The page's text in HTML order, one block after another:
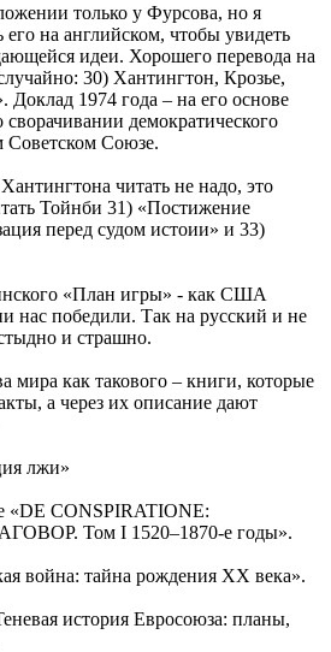
только у Фурсова, но я
на английском, чтобы увидеть
идеи. Хорошего перевода на
30) Хантингтон, Крозье,
Доклад 1974 года – на его основе
демократического
Советском Союзе.
читать не надо, это
Тойнби 31) «Постижение
перед судом истоии» и 33)
«План игры» - как США
нас победили. Так на русский и не
и страшно.
мира как такового – книги, которые
а через их описание дают
лжи»
«DE CONSPIRATIONE:
Том I 1520–1870-е годы».
война: тайна рождения ХХ века».
история Евросоюза: планы,